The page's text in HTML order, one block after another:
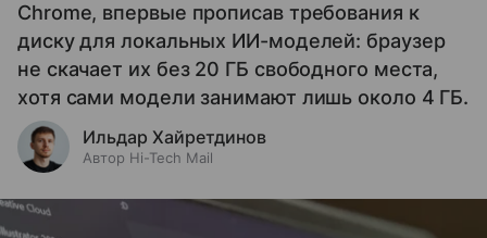
Chrome, впервые прописав требования к
диску для локальных ИИ-моделей: браузер
не скачает их без 20 ГБ свободного места,
хотя сами модели занимают лишь около 4 ГБ.
Ильдар Хайретдинов
Автор Hi-Tech Mail